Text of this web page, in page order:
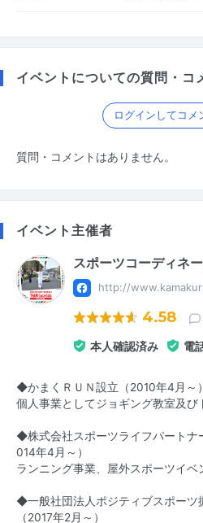
イベントについての質問・コ
ログインしてコメ
質問・コメントはありません。
イベント主催者
スポーツコーディネ
http://
4.58
本人確認済み 電
◆かまくＲＵＮ設立（2010年4月～）
個人事業としてジョギング教室及び
◆株式会社スポーツライフパート
014年4月～）
ランニング事業、屋外スポーツイベ
◆一般社団法人ポジティブスポー
（2017年2月～）